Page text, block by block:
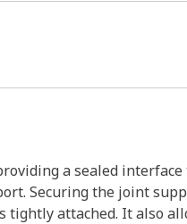
a sealed
Securing the joint
attached. It also